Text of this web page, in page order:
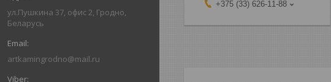
ул.Пушкина 37, офис 2, Гродно,
Беларусь
artkamingrodno@mail.ru
+375 (33) 626-11-88